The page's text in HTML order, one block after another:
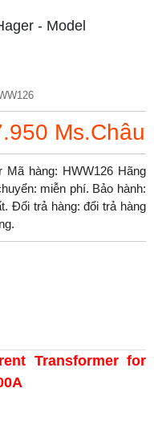
- Model
Ms.Châu
hàng: HWW126 Hãng
miễn phí. Bảo hành:
Đổi trả hàng: đổi trả hàng
Transformer for